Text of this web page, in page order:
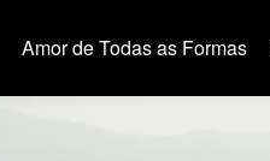
Amor de Todas as Formas